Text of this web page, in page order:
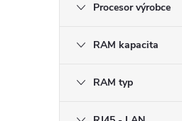
Procesor výrobce
RAM kapacita
RAM typ